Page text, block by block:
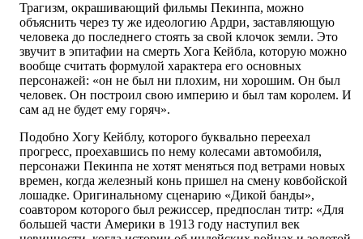
Трагизм, окрашивающий фильмы Пекинпа, можно
объяснить через ту же идеологию Ардри, заставляющую
человека до последнего стоять за свой клочок земли. Это
звучит в эпитафии на смерть Хога Кейбла, которую можно
вообще считать формулой характера его основных
персонажей: «он не был ни плохим, ни хорошим. Он был
человек. Он построил свою империю и был там королем. И
сам ад не будет ему горяч».
Подобно Хогу Кейблу, которого буквально переехал
прогресс, проехавшись по нему колесами автомобиля,
персонажи Пекинпа не хотят меняться под ветрами новых
времен, когда железный конь пришел на смену ковбойской
лошадке. Оригинальному сценарию «Дикой банды»,
соавтором которого был режиссер, предпослан титр: «Для
большей части Америки в 1913 году наступил век